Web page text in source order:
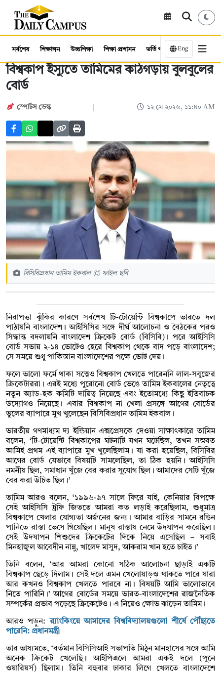
সর্বশেষ শিক্ষাঙ্গন উচ্চশিক্ষা শিক্ষা প্রশাসন ভর্তি পরীক্ষা কর্মসংস্থান
Eng
বিশ্বকাপ ইস্যুতে তামিমের কাঠগড়ায় বুলবুলের
বোর্ড
স্পোর্টস ডেস্ক ১২ মে ২০২৬, ১১:৪০ AM
বিসিবিপ্রধান তামিম ইকবাল © ফাইল ছবি
নিরাপত্তা ঝুঁকির কারণে সর্বশেষ টি-টোয়েন্টি বিশ্বকাপে ভারতে দল
পাঠায়নি বাংলাদেশ। আইসিসির সঙ্গে দীর্ঘ আলোচনা ও বৈঠকের পরও
সিদ্ধান্ত বদলায়নি বাংলাদেশ ক্রিকেট বোর্ড (বিসিবি)। পরে আইসিসি
বোর্ড সভায় ২-১৪ ভোটেও হেরে বিশ্বকাপ থেকে বাদ পড়ে বাংলাদেশ;
সে সময়ে শুধু পাকিস্তান বাংলাদেশের পক্ষে ভোট দেয়।
ফলে ভালো ফর্মে থাকা সত্ত্বেও বিশ্বকাপ খেলতে পারেননি লাল-সবুজের
ক্রিকেটাররা। এরই মধ্যে পুরোনো বোর্ড ভেঙে তামিম ইকবালের নেতৃত্বে
নতুন অ্যাড-হক কমিটি দায়িত্ব নিয়েছে এবং ইতোমধ্যে কিছু ইতিবাচক
উদ্যোগও নিয়েছে। এবার বিশ্বকাপ না খেলা প্রসঙ্গে আগের বোর্ডের
ভুলের ব্যাপারে মুখ খুলেছেন বিসিবিপ্রধান তামিম ইকবাল।
ভারতীয় গণমাধ্যম দ্য ইন্ডিয়ান এক্সপ্রেসকে দেওয়া সাক্ষাৎকারে তামিম
বলেন, ‘টি-টোয়েন্টি বিশ্বকাপের ঘটনাটি যখন ঘটেছিল, তখন সম্ভবত
আমিই প্রথম এই ব্যাপারে মুখ খুলেছিলাম। যা করা হয়েছিল, বিসিবির
আগের বোর্ড যেভাবে বিষয়টি সামলেছিল, তা ঠিক হয়নি। আইসিসি
নমনীয় ছিল, সমাধান খুঁজে বের করার সুযোগ ছিল। আমাদের সেটি খুঁজে
বের করা উচিত ছিল।’
তামিম আরও বলেন, ‘১৯৯৬-৯৭ সালে ফিরে যাই, কেনিয়ার বিপক্ষে
সেই আইসিসি ট্রফি জিততে আমরা কত লড়াই করেছিলাম, শুধুমাত্র
বিশ্বকাপে খেলার যোগ্যতা অর্জনের জন্য। আমার বাড়ির সামনে রঙিন
পানিতে রাস্তা ভেসে গিয়েছিল। মানুষ রাস্তায় নেমে উদযাপন করেছিল।
সেই উদযাপন শিশুদের ক্রিকেটের দিকে নিয়ে এসেছিল – সবাই
মিনহাজুল আবেদীন নান্নু, খালেদ মাসুদ, আকরাম খান হতে চাইত।’
তিনি বলেন, ‘আর আমরা কোনো সঠিক আলোচনা ছাড়াই একটি
বিশ্বকাপ ছেড়ে দিলাম। সেই দলে এমন খেলোয়াড়ও থাকতে পারে যারা
আর কখনও বিশ্বকাপ খেলতে পারবে না। বিষয়টি আমি ভালোভাবে
নিতে পারিনি।’ আগের বোর্ডের সময়ে ভারত-বাংলাদেশের রাজনৈতিক
সম্পর্কের প্রভাব পড়েছে ক্রিকেটেও। এ নিয়েও ক্ষোভ ঝাড়েন তামিম।
আরও পড়ুন:র‌্যাংকিংয়ে আমাদের বিশ্ববিদ্যালয়গুলো শীর্ষে পৌঁছাতে
পারেনি: প্রধানমন্ত্রী
তার ভাষ্যমতে, ‘বর্তমান বিসিসিআই সভাপতি মিঠুন মানহাসের সঙ্গে আমি
অনেক ক্রিকেট খেলেছি। আইপিএলে আমরা একই দলে (পুনে
ওয়ারিয়র্স) ছিলাম। তিনি বহুবার ঢাকার লিগে খেলতে বাংলাদেশে